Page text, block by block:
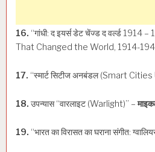
16. “गांधी: द इयर्स डेट चेंज्ड द वर्ल्ड
That Changed the World, 1914-
17. “स्मार्ट सिटीज अनबंडल (Smart
18. उपन्यास “वारलाइट (Warlight)” –
19. “भारत का विरासत का घराना संगीत: